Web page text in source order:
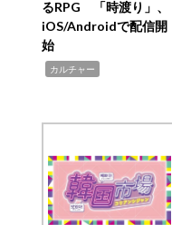
るRPG 「時渡り」、
iOS/Androidで配信開
始
カルチャー